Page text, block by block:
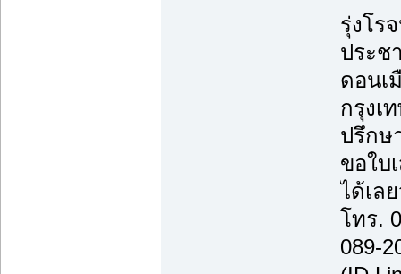
รุ่งโร
ประช
ดอนเ
กรุงเ
ปรึกษ
ขอใบ
ได้เล
โทร.
089-